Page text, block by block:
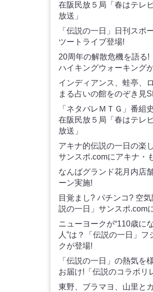
在阪民放５局「春はテレ
放送」
「伝説の一日」日刊スポ
ツートライブ登場!
20周年の解散危機を語る!
ハイキングウォーキング
インディアンス、蛙亭、
まる占いの館をのぞき見
「ネタバレＭＴＧ」番組
在阪民放５局「春はテレ
放送」
アキナ的伝説の一日の楽
サンスポ.comにアキナ・
なんばグランド花月内店
ーン実施!
目覚まし? パチンコ? 空
説の一日」サンスポ.com
ニューヨークが“110歳に
人”は？「伝説の一日」
クが登場!
「伝説の一日」の熱気を
お届け!「伝説のコラボリ
東野、ブラマヨ、山里と